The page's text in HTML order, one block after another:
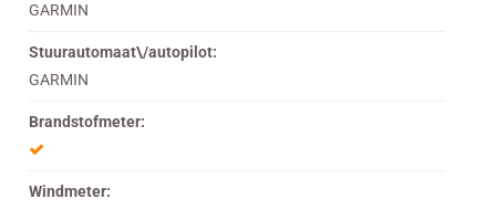
GARMIN
Stuurautomaat\/autopilot:
GARMIN
Brandstofmeter:
Windmeter: